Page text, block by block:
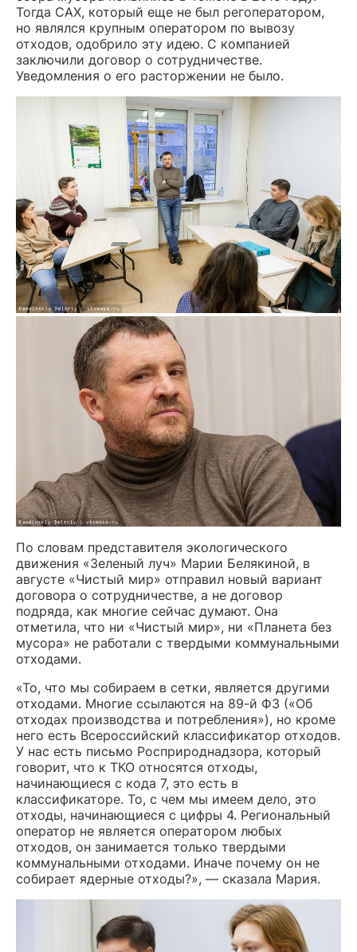
Тогда САХ, который еще не был регоператором,
но являлся крупным оператором по вывозу
отходов, одобрило эту идею. С компанией
заключили договор о сотрудничестве.
Уведомления о его расторжении не было.
По словам представителя экологического
движения «Зеленый луч» Марии Белякиной, в
августе «Чистый мир» отправил новый вариант
договора о сотрудничестве, а не договор
подряда, как многие сейчас думают. Она
отметила, что ни «Чистый мир», ни «Планета без
мусора» не работали с твердыми коммунальными
отходами.
«То, что мы собираем в сетки, является другими
отходами. Многие ссылаются на 89-й ФЗ («Об
отходах производства и потребления»), но кроме
него есть Всероссийский классификатор отходов.
У нас есть письмо Росприроднадзора, который
говорит, что к ТКО относятся отходы,
начинающиеся с кода 7, это есть в
классификаторе. То, с чем мы имеем дело, это
отходы, начинающиеся с цифры 4. Региональный
оператор не является оператором любых
отходов, он занимается только твердыми
коммунальными отходами. Иначе почему он не
собирает ядерные отходы?», — сказала Мария.